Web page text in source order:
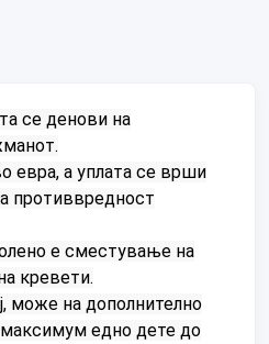
се денови на
евра, а уплата се врши
противвредност
е сместување на
кревети.
може на дополнително
едно дете до